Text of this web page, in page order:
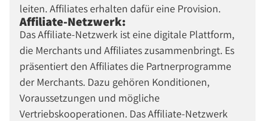
leiten. Affiliates erhalten dafür eine Provision.
Affiliate-Netzwerk:
Das Affiliate-Netzwerk ist eine digitale Plattform,
die Merchants und Affiliates zusammenbringt. Es
präsentiert den Affiliates die Partnerprogramme
der Merchants. Dazu gehören Konditionen,
Voraussetzungen und mögliche
Vertriebskooperationen. Das Affiliate-Netzwerk